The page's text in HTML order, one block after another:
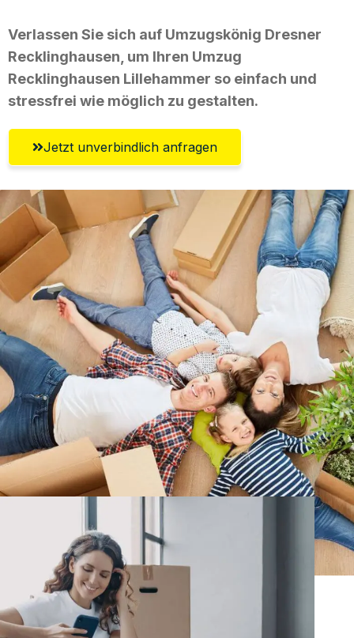
Verlassen Sie sich auf Umzugskönig Dresner
Recklinghausen, um Ihren Umzug
Recklinghausen Lillehammer so einfach und
stressfrei wie möglich zu gestalten.
Jetzt unverbindlich anfragen